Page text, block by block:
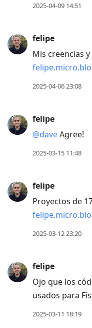
2025-04-09 14:51
felipe
Mis creencias
2025-04-06 23:08
felipe
@daveAgree!
2025-03-15 11:48
felipe
Proyectos de
2025-03-12 23:20
felipe
Ojo que los
usados para
2025-03-11 18:19